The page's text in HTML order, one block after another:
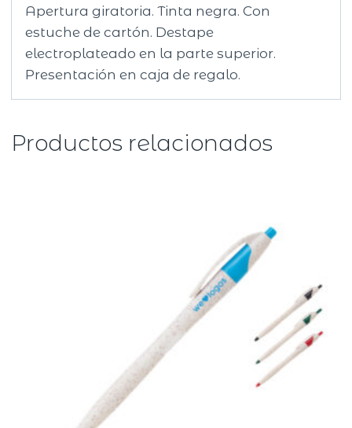
Apertura giratoria. Tinta negra. Con
estuche de cartón. Destape
electroplateado en la parte superior.
Presentación en caja de regalo.
Productos relacionados